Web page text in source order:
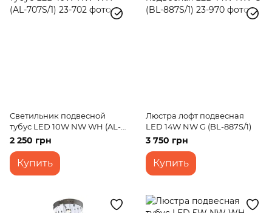
Светильник подвесной
тубус LED 10W NW WH (AL-
707S/1)
2 250 грн
Купить
Люстра лофт подвесная
LED 14W NW G (BL-887S/1)
3 750 грн
Купить